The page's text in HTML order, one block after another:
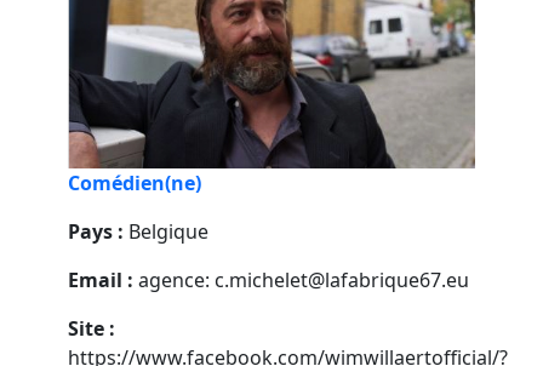
Comédien(ne)
Pays : Belgique
Email : agence: c.michelet@lafabrique67.eu
Site :
https://www.facebook.com/wimwillaertofficial/?